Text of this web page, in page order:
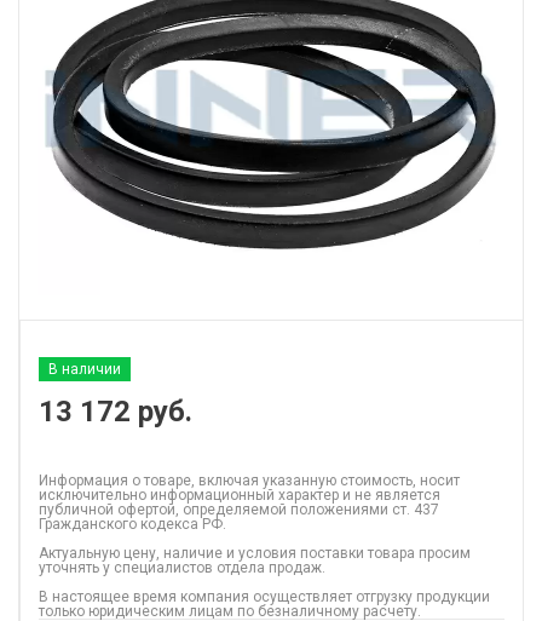
В наличии
13 172 руб.
Информация о товаре, включая указанную стоимость, носит
исключительно информационный характер и не является
публичной офертой, определяемой положениями ст. 437
Гражданского кодекса РФ.
Актуальную цену, наличие и условия поставки товара просим
уточнять у специалистов отдела продаж.
В настоящее время компания осуществляет отгрузку продукции
только юридическим лицам по безналичному расчету.